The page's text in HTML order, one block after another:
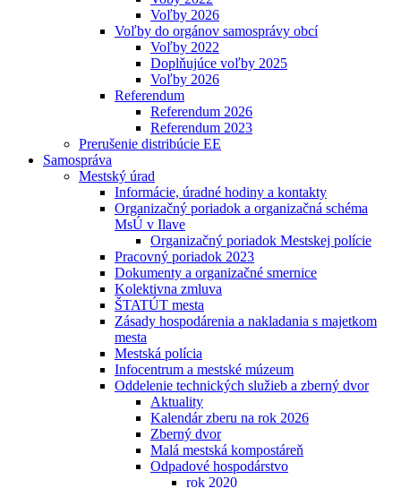
Voľby 2026
Voľby do orgánov samosprávy obcí
Voľby 2022
Doplňujúce voľby 2025
Voľby 2026
Referendum
Referendum 2026
Referendum 2023
Prerušenie distribúcie EE
Samospráva
Mestský úrad
Informácie, úradné hodiny a kontakty
Organizačný poriadok a organizačná schéma
MsÚ v Ilave
Organizačný poriadok Mestskej polície
Pracovný poriadok 2023
Dokumenty a organizačné smernice
Kolektivna zmluva
ŠTATÚT mesta
Zásady hospodárenia a nakladania s majetkom
mesta
Mestská polícia
Infocentrum a mestské múzeum
Oddelenie technických služieb a zberný dvor
Aktuality
Kalendár zberu na rok 2026
Zberný dvor
Malá mestská kompostáreň
Odpadové hospodárstvo
rok 2020